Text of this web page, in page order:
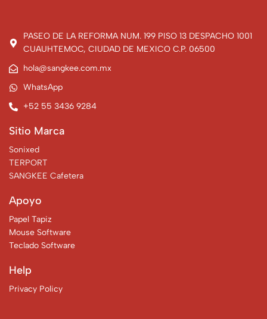
PASEO DE LA REFORMA NUM. 199 PISO 13 DESPACHO 1001
CUAUHTEMOC, CIUDAD DE MEXICO C.P. 06500
hola@sangkee.com.mx
WhatsApp
+52 55 3436 9284
Sitio Marca
Sonixed
TERPORT
SANGKEE Cafetera
Apoyo
Papel Tapiz
Mouse Software
Teclado Software
Help
Privacy Policy